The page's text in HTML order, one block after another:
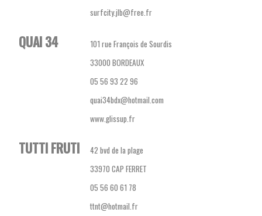
surfcity.jlb@free.fr
QUAI 34
101 rue François de Sourdis
33000 BORDEAUX
05 56 93 22 96
quai34bdx@hotmail.com
www.glissup.fr
TUTTI FRUTI
42 bvd de la plage
33970 CAP FERRET
05 56 60 61 78
ttnt@hotmail.fr